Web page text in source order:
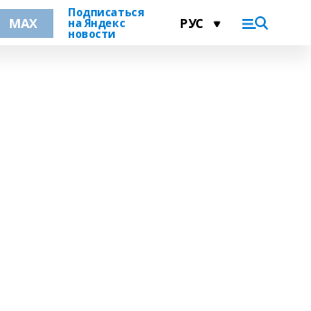
MAX
Подписаться
на Яндекс
новости